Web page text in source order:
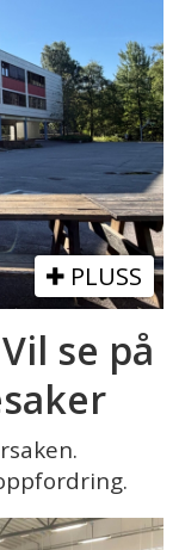
PLUSS
se på